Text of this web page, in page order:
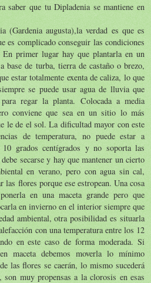
saber que tu Dipladenia se mantiene en
(Gardenia augusta),la verdad es que es
es complicado conseguir las condiciones
En primer lugar hay que plantarla en un
base de turba, tierra de castaño o brezo,
estar totalmente exenta de caliza, lo que
se puede usar agua de lluvia que
para regar la planta. Colocada a media
conviene que sea en un sitio lo más
le de el sol. La dificultad mayor con este
de temperatura, no puede estar a
grados centígrados y no soporta las
secarse y hay que mantener un cierto
en verano, pero con agua sin cal,
las flores porque ese estropean. Una cosa
en una maceta grande pero que
en invierno en el interior siempre que
ambiental, otra posibilidad es situarla
con una temperatura entre los 12
en este caso de forma moderada. Si
maceta debemos moverla lo mínimo
las flores se caerán, lo mismo sucederá
muy propensas a la clorosis en esas